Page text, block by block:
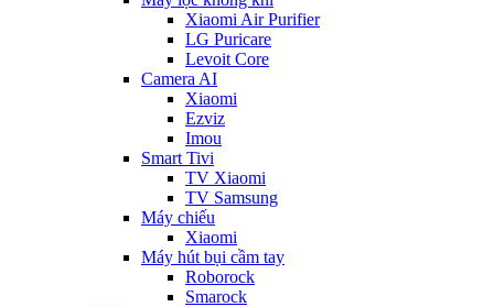
Xiaomi Air Purifier
LG Puricare
Levoit Core
Camera AI
Xiaomi
Ezviz
Imou
Smart Tivi
TV Xiaomi
TV Samsung
Máy chiếu
Xiaomi
Máy hút bụi cầm tay
Roborock
Smarock